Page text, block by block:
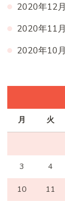
2020年12月
2020年11月
2020年10月
月 火
3 4
10 11